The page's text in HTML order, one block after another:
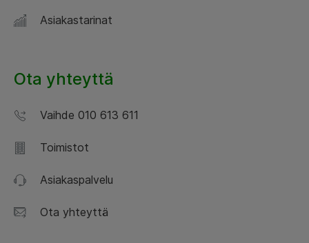
Asiakastarinat
Ota yhteyttä
Vaihde 010 613 611
Toimistot
Asiakaspalvelu
Ota yhteyttä